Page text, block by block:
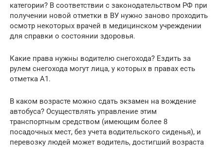
категории? В соответствии с законодательством РФ при
получении новой отметки в ВУ нужно заново проходить
осмотр некоторых врачей в медицинском учреждении
для справки о состоянии здоровья.
Какие права нужны водителю снегохода? Ездить за
рулем снегохода могут лица, у которых в правах есть
отметка А1.
В каком возрасте можно сдать экзамен на вождение
автобуса? Осуществлять управление этим
транспортным средством (имеющим более 8
посадочных мест, без учета водительского сиденья), и
перевозку людей может водитель, достигший возраста